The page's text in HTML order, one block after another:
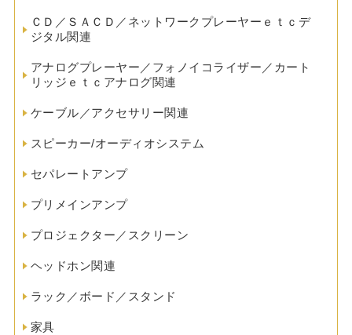
ＣＤ／ＳＡＣＤ／ネットワークプレーヤーｅｔｃデ
ジタル関連
アナログプレーヤー／フォノイコライザー／カート
リッジｅｔｃアナログ関連
ケーブル／アクセサリー関連
スピーカー/オーディオシステム
セパレートアンプ
プリメインアンプ
プロジェクター／スクリーン
ヘッドホン関連
ラック／ボード／スタンド
家具